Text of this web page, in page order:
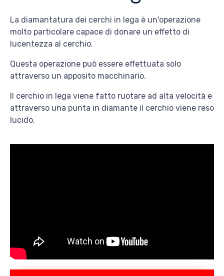
La diamantatura dei cerchi in lega è un'operazione
molto particolare capace di donare un effetto di
lucentezza al cerchio.
Questa operazione può essere effettuata solo
attraverso un apposito macchinario.
Il cerchio in lega viene fatto ruotare ad alta velocità e
attraverso una punta in diamante il cerchio viene reso
lucido.